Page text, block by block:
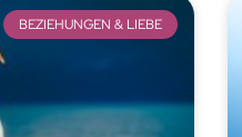
BEZIEHUNGEN & LIEBE